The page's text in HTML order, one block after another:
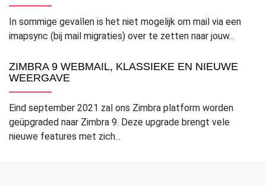
In sommige gevallen is het niet mogelijk om mail via een
imapsync (bij mail migraties) over te zetten naar jouw...
ZIMBRA 9 WEBMAIL, KLASSIEKE EN NIEUWE
WEERGAVE
Eind september 2021 zal ons Zimbra platform worden
geüpgraded naar Zimbra 9. Deze upgrade brengt vele
nieuwe features met zich...